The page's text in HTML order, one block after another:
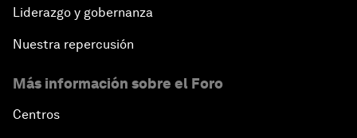
Liderazgo y gobernanza
Nuestra repercusión
Más información sobre el Foro
Centros